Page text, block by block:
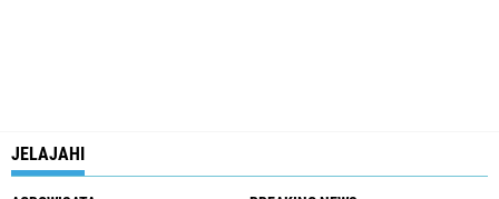
JELAJAHI